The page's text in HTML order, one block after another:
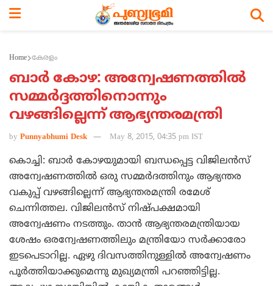
Home കേരളം
ബാര്‍ കോഴ: അന്വേഷണത്തില്‍
സമ്മര്‍ദ്ദത്തിനൊന്നും
വഴങ്ങില്ലെന്ന് ആഭ്യന്തരമന്ത്രി
by Punnyabhumi Desk May 8, 2015, 04:35 pm IST
കൊച്ചി: ബാര്‍ കോഴയുമായി ബന്ധപ്പെട്ട വിജിലന്‍സ്
അന്വേഷണത്തില്‍ ഒരു സമ്മര്‍ദത്തിനും ആഭ്യന്തര
വകുപ്പ് വഴങ്ങില്ലെന്ന് ആഭ്യന്തരമന്ത്രി രമേശ്
ചെന്നിത്തല. വിജിലന്‍സ് നിഷ്പക്ഷമായി
അന്വേഷണം നടത്തും. താന്‍ ആഭ്യന്തരമന്ത്രിയായ
ശേഷം ഒരന്വേഷണത്തിലും മന്ത്രിയോ സര്‍ക്കാരോ
ഇടപെടാറില്ല. ഏഴു ദിവസത്തിനുള്ളില്‍ അന്വേഷണം
പൂര്‍ത്തിയാക്കുമെന്നു മുഖ്യമന്ത്രി പറഞ്ഞിട്ടില്ല.